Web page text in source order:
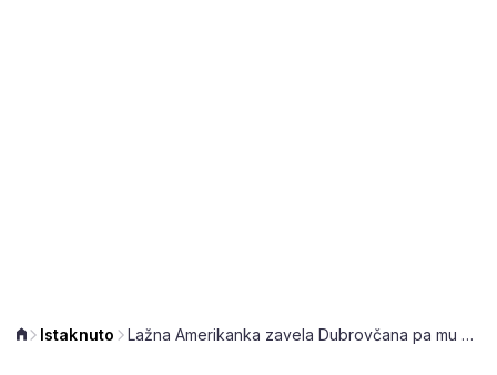
Istaknuto Lažna Amerikanka zavela Dubrovčana pa mu "izmuzla" 10 tisuća eura preko Facebooka!